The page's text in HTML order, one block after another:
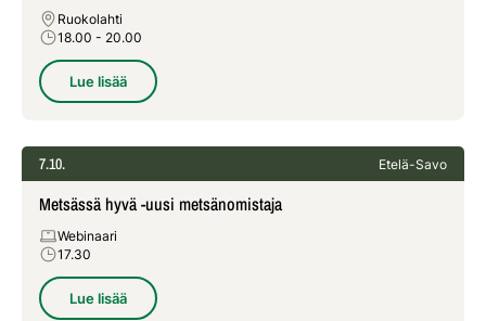
Ruokolahti
18.00 - 20.00
Lue lisää
7.10. Etelä-Savo
Metsässä hyvä -uusi metsänomistaja
Webinaari
17.30
Lue lisää